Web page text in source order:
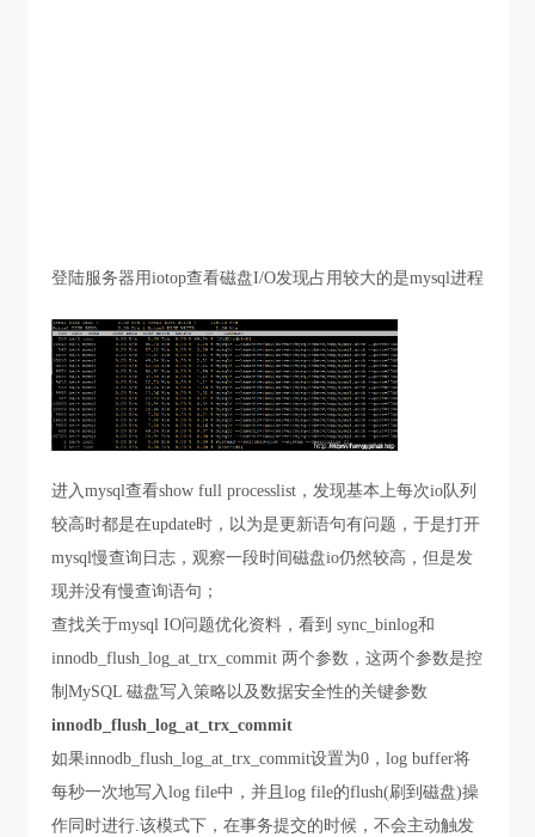
登陆服务器用iotop查看磁盘I/O发现占用较大的是mysql进程
进入mysql查看show full processlist，发现基本上每次io队列
较高时都是在update时，以为是更新语句有问题，于是打开
mysql慢查询日志，观察一段时间磁盘io仍然较高，但是发
现并没有慢查询语句；
查找关于mysql IO问题优化资料，看到 sync_binlog和
innodb_flush_log_at_trx_commit 两个参数，这两个参数是控
制MySQL 磁盘写入策略以及数据安全性的关键参数
innodb_flush_log_at_trx_commit
如果innodb_flush_log_at_trx_commit设置为0，log buffer将
每秒一次地写入log file中，并且log file的flush(刷到磁盘)操
作同时进行.该模式下，在事务提交的时候，不会主动触发